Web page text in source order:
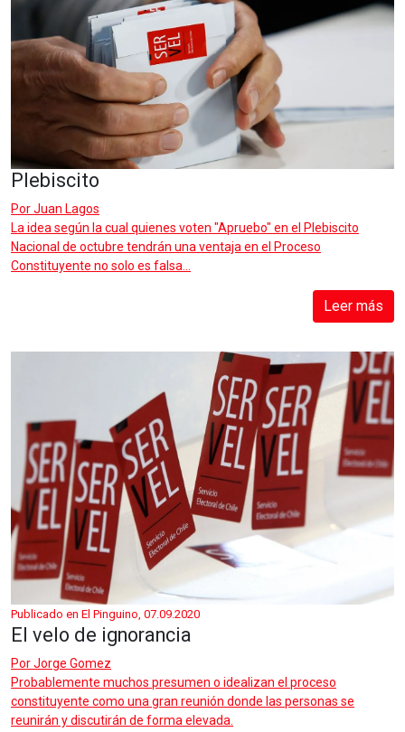
Plebiscito
PorJuan Lagos
La idea según la cual quienes voten "Apruebo" en el Plebiscito
Nacional de octubre tendrán una ventaja en el Proceso
Constituyente no solo es falsa...
Leer más
Publicado en El Pinguino, 07.09.2020
El velo de ignorancia
PorJorge Gomez
Probablemente muchos presumen o idealizan el proceso
constituyente como una gran reunión donde las personas se
reunirán y discutirán de forma elevada.